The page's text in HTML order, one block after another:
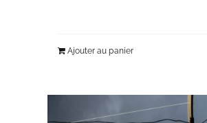
Ajouter au panier